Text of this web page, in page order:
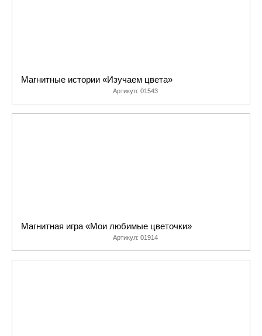
Магнитные истории «Изучаем цвета»
Артикул: 01543
Магнитная игра «Мои любимые цветочки»
Артикул: 01914